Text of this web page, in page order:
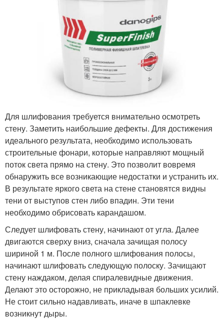
Для шлифования требуется внимательно осмотреть
стену. Заметить наибольшие дефекты. Для достижения
идеального результата, необходимо использовать
строительные фонари, которые направляют мощный
поток света прямо на стену. Это позволит вовремя
обнаружить все возникающие недостатки и устранить их.
В результате яркого света на стене становятся видны
тени от выступов стен либо впадин. Эти тени
необходимо обрисовать карандашом.
Следует шлифовать стену, начинают от угла. Далее
двигаются сверху вниз, сначала зачищая полосу
шириной 1 м. После полного шлифования полосы,
начинают шлифовать следующую полоску. Зачищают
стену наждаком, делая спиралевидные движения.
Делают это осторожно, не прикладывая больших усилий.
Не стоит сильно надавливать, иначе в шпаклевке
возникнут дыры.